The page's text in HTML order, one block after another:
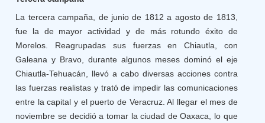
La tercera campaña, de junio de 1812 a agosto de 1813,
fue la de mayor actividad y de más rotundo éxito de
Morelos. Reagrupadas sus fuerzas en Chiautla, con
Galeana y Bravo, durante algunos meses dominó el eje
Chiautla-Tehuacán, llevó a cabo diversas acciones contra
las fuerzas realistas y trató de impedir las comunicaciones
entre la capital y el puerto de Veracruz. Al llegar el mes de
noviembre se decidió a tomar la ciudad de Oaxaca, lo que